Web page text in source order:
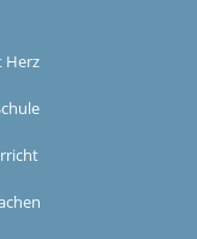
Herz